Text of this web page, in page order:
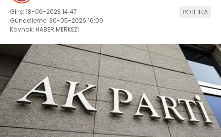
Giriş: 18-06-2023 14:47
Güncelleme: 30-05-2026 16:09
Kaynak: HABER MERKEZİ
POLİTİKA